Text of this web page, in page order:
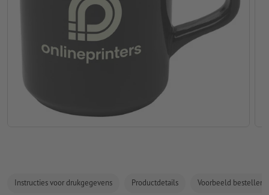
Instructies voor drukgegevens Productdetails Voorbeeld bestellen